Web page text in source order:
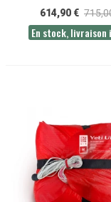
614,90 €
En stock, livraison